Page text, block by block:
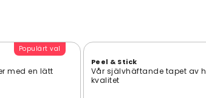
Populärt val
med en lätt
Peel & Stick
Vår självhäftande tapet av
kvalitet